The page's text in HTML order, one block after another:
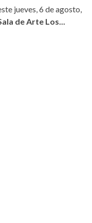
jueves, 6 de agosto,
de Arte Los...